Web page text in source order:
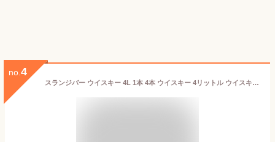
no. 4
スランジバー ウイスキー 4L 1本 4本 ウイスキー 4リットル ウイスキーペットボトル 業務用 大容量 ウィスキー ペットボトル 業務用ウィスキー ハイボール 業務用ウイスキー 業務用ハイボール ザ・スランジバーウイスキー ウイスキー通販 酒飲み 家飲み 宅飲み 晩酌 お酒 酒